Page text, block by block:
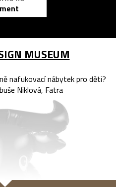
MUSEUM
nafukovací nábytek pro děti?
Niklová, Fatra